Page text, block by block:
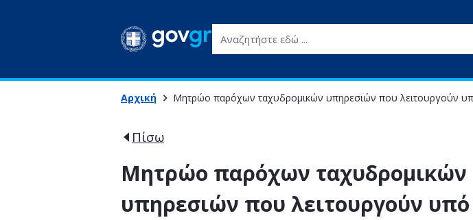
Αναζητήστε εδώ ...
Αρχική Μητρώο παρόχων ταχυδρομικών υπηρεσιών που λειτουργούν
Πίσω
Μητρώο παρόχων ταχυδρομικών
υπηρεσιών που λειτουργούν υπό